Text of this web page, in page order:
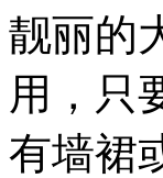
靓丽的
用，只
有墙裙